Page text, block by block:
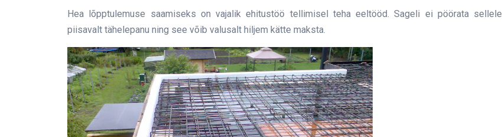
Hea lõpptulemuse saamiseks on vajalik ehitustöö tellimisel teha eeltööd. Sageli ei pöörata sellele
piisavalt tähelepanu ning see võib valusalt hiljem kätte maksta.